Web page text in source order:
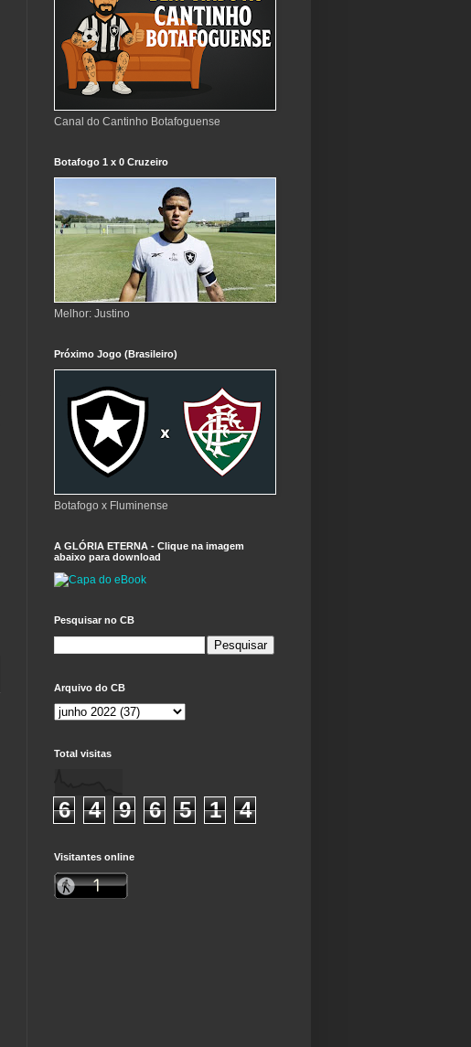
Canal do Cantinho Botafoguense
Botafogo 1 x 0 Cruzeiro
Melhor: Justino
Próximo Jogo (Brasileiro)
Botafogo x Fluminense
A GLÓRIA ETERNA - Clique na imagem
abaixo para download
Pesquisar no CB
Arquivo do CB
Total visitas
6 4 9 6 5 1 4
Visitantes online